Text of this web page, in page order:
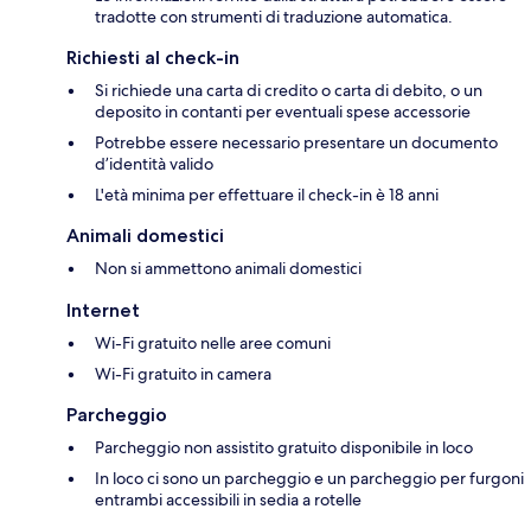
tradotte con strumenti di traduzione automatica.
Richiesti al check-in
Si richiede una carta di credito o carta di debito, o un
deposito in contanti per eventuali spese accessorie
Potrebbe essere necessario presentare un documento
d’identità valido
L'età minima per effettuare il check-in è 18 anni
Animali domestici
Non si ammettono animali domestici
Internet
Wi-Fi gratuito nelle aree comuni
Wi-Fi gratuito in camera
Parcheggio
Parcheggio non assistito gratuito disponibile in loco
In loco ci sono un parcheggio e un parcheggio per furgoni
entrambi accessibili in sedia a rotelle